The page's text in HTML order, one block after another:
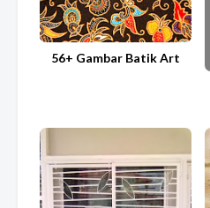
56+ Gambar Batik Art